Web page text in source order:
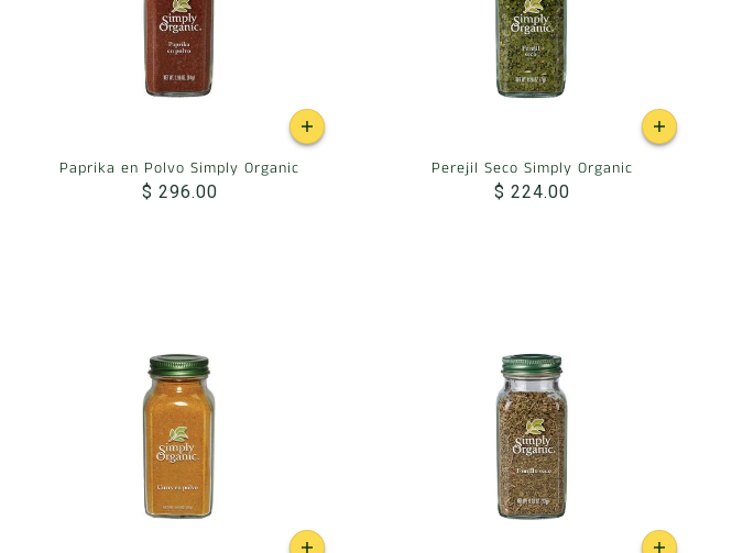
Paprika en Polvo Simply Organic
$ 296.00
Perejil Seco Simply Organic
$ 224.00